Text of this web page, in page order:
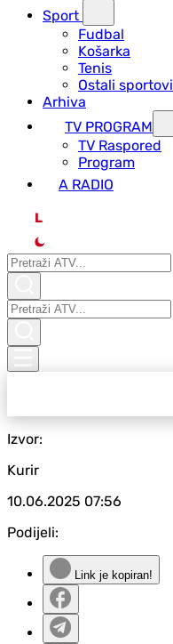
Sport
Fudbal
Košarka
Tenis
Ostali sportovi
Arhiva
TV PROGRAM
ТV Raspored
Program
A RADIO
L
Izvor:
Kurir
10.06.2025 07:56
Podijeli:
Link je kopiran!